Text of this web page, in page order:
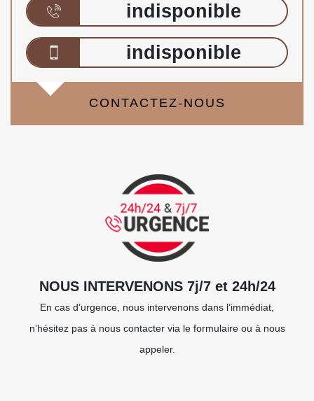
indisponible
indisponible
CONTACTEZ-NOUS
NOUS INTERVENONS 7j/7 et 24h/24
En cas d’urgence, nous intervenons dans l’immédiat,
n’hésitez pas à nous contacter via le formulaire ou à nous
appeler.